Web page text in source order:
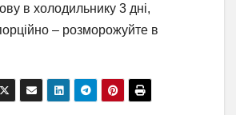
в холодильнику 3 дні,
– розморожуйте в